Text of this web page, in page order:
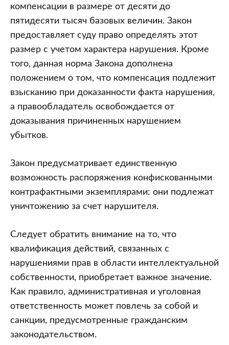
компенсации в размере от десяти до
пятидесяти тысяч базовых величин. Закон
предоставляет суду право определять этот
размер с учетом характера нарушения. Кроме
того, данная норма Закона дополнена
положением о том, что компенсация подлежит
взысканию при доказанности факта нарушения,
а правообладатель освобождается от
доказывания причиненных нарушением
убытков.
Закон предусматривает единственную
возможность распоряжения конфискованными
контрафактными экземплярами: они подлежат
уничтожению за счет нарушителя.
Следует обратить внимание на то, что
квалификация действий, связанных с
нарушениями прав в области интеллектуальной
собственности, приобретает важное значение.
Как правило, административная и уголовная
ответственность может повлечь за собой и
санкции, предусмотренные гражданским
законодательством.